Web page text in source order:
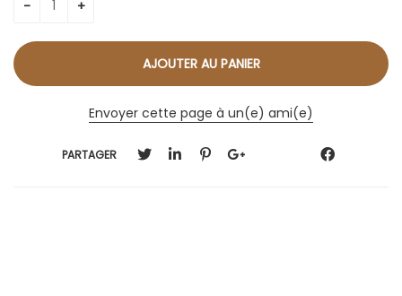
Envoyer cette page à un(e) ami(e)
PARTAGER